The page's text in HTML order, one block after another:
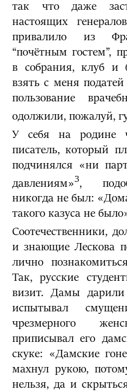
так что даже
настоящих
привалило из
“почётным гостем”,
в собрания, клуб и
взять с меня
пользование
одолжили, пожалуй,
У себя на родине
писатель, который
подчинялся «ни
давлениям»3,
никогда не был:
такого казуса не
Соотечественники,
и знающие Лескова
лично
Так, русские
визит. Дамы дарили
испытывал
чрезмерного
приписывал его
скуке: «Дамские
махнул рукою,
нельзя, да и